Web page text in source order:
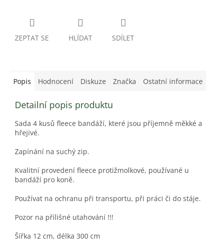
ZEPTAT SE HLÍDAT SDÍLET
Popis Hodnocení Diskuze Značka Ostatní informace
Detailní popis produktu
Sada 4 kusů fleece bandáží, které jsou příjemně měkké a
hřejivé.
Zapínání na suchý zip.
Kvalitní provedení fleece protižmolkové, používané u
bandáží pro koně.
Používat na ochranu při transportu, při práci či do stáje.
Pozor na přílišné utahování !!!
Šířka 12 cm, délka 300 cm